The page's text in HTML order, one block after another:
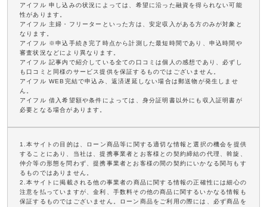
アイフル 申し込みの状況によっては、希望に沿った融資を得られない可能
性があります。
アイフル 主婦・フリーターといった方は、安定収入がある方のみが対象と
なります。
アイフル ※申込手続き完了時点から計測した最短時間であり、申込時間や
審査状況などにより異なります。
アイフル 記事内で紹介している全ての口コミは個人の感想であり、必ずし
も口コミと同様のサービス提供を保証するものではございません。
アイフル WEB完結で申込み、返済遅延しない場合は郵送物が発生しませ
ん。
アイフル 借入希望額や条件によっては、身分証明書以外にも収入証明書が
必要となる場合があります。
1.本サイトの目的は、ローン商品等に関する適切な情報と選択の機会を提供
することにあり、当社は、提携事業者とお客様との契約締結の代理、斡旋、
仲介等の形態を問わず、提携事業者とお客様の間の契約にいかなる関与もす
るものではありません。
2.本サイトに掲載される他の事業者の商品に関する情報の正確性には細心の
注意を払っていますが、金利、手数料その他の商品に関するいかなる情報も
保証するものではございません。ローン商品をご利用の際には、必ず商品を